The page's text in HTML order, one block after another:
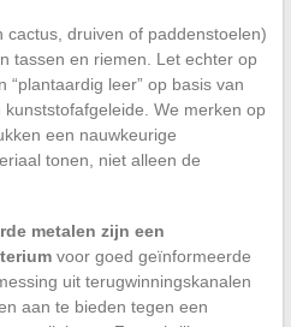
cactus, druiven of paddenstoelen)
tassen en riemen. Let echter op
“plantaardig leer” op basis van
We merken op
een nauwkeurige
tonen, niet alleen de
metalen zijn een
voor goed geïnformeerde
uit terugwinningskanalen
aan te bieden tegen een